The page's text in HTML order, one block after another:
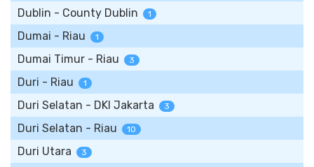
Dublin - County Dublin 1
Dumai - Riau 1
Dumai Timur - Riau 3
Duri - Riau 1
Duri Selatan - DKI Jakarta 3
Duri Selatan - Riau 10
Duri Utara 3